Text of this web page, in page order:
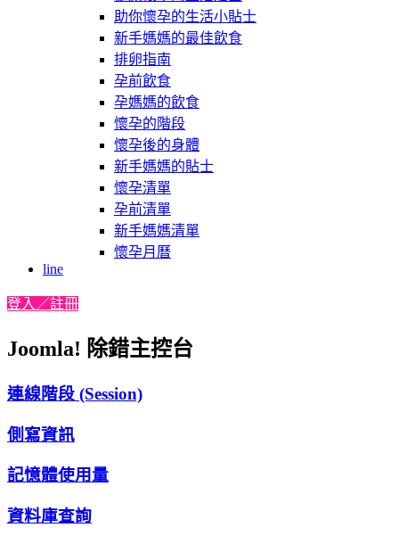
助你懷孕的生活小貼士
新手媽媽的最佳飲食
排卵指南
孕前飲食
孕媽媽的飲食
懷孕的階段
懷孕後的身體
新手媽媽的貼士
懷孕清單
孕前清單
新手媽媽清單
懷孕月曆
line
登入／註冊
Joomla! 除錯主控台
連線階段 (Session)
側寫資訊
記憶體使用量
資料庫查詢